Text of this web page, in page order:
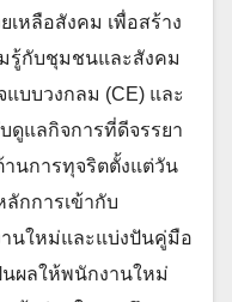
หลือสังคม เพื่อสร้าง
รู้กับชุมชนและสังคม
บบวงกลม (CE) และ
ดูแลกิจการที่ดีจรรยา
นการทุจริตตั้งแต่วัน
กการเข้ากับ
นใหม่และแบ่งปันคู่มือ
นผลให้พนักงานใหม่